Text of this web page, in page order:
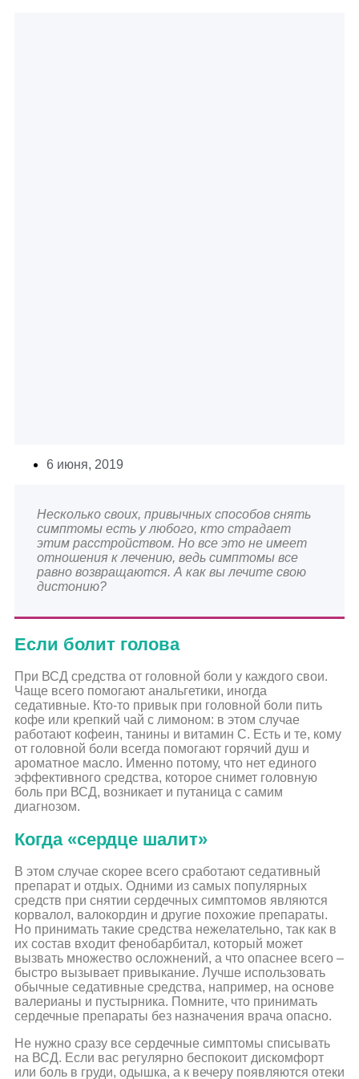
6 июня, 2019
Несколько своих, привычных способов снять
симптомы есть у любого, кто страдает
этим расстройством. Но все это не имеет
отношения к лечению, ведь симптомы все
равно возвращаются. А как вы лечите свою
дистонию?
Если болит голова
При ВСД средства от головной боли у каждого свои.
Чаще всего помогают анальгетики, иногда
седативные. Кто-то привык при головной боли пить
кофе или крепкий чай с лимоном: в этом случае
работают кофеин, танины и витамин С. Есть и те, кому
от головной боли всегда помогают горячий душ и
ароматное масло. Именно потому, что нет единого
эффективного средства, которое снимет головную
боль при ВСД, возникает и путаница с самим
диагнозом.
Когда «сердце шалит»
В этом случае скорее всего сработают седативный
препарат и отдых. Одними из самых популярных
средств при снятии сердечных симптомов являются
корвалол, валокордин и другие похожие препараты.
Но принимать такие средства нежелательно, так как в
их состав входит фенобарбитал, который может
вызвать множество осложнений, а что опаснее всего –
быстро вызывает привыкание. Лучше использовать
обычные седативные средства, например, на основе
валерианы и пустырника. Помните, что принимать
сердечные препараты без назначения врача опасно.
Не нужно сразу все сердечные симптомы списывать
на ВСД. Если вас регулярно беспокоит дискомфорт
или боль в груди, одышка, а к вечеру появляются отеки